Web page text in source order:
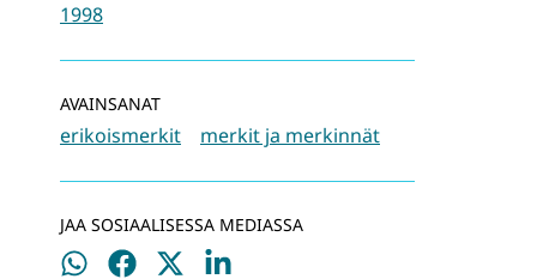
1998
AVAINSANAT
erikoismerkit merkit ja merkinnät
JAA SOSIAALISESSA MEDIASSA
Jaa
Jaa
Jaa
Jaa